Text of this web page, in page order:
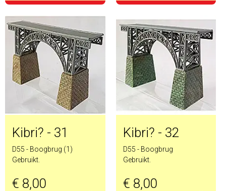
Kibri? - 31
D55 - Boogbrug (1)
Gebruikt.
€ 8,00
Kibri? - 32
D55 - Boogbrug
Gebruikt.
€ 8,00